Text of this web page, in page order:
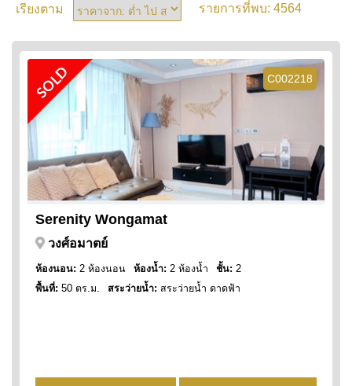
เรียงตาม รายการที่พบ: 4564
C002218
SOLD
Serenity Wongamat
วงศ์อมาตย์
ห้องนอน: 2 ห้องนอน ห้องน้ำ: 2 ห้องน้ำ ชั้น: 2
พื้นที่: 50 ตร.ม. สระว่ายน้ำ: สระว่ายน้ำ ดาดฟ้า